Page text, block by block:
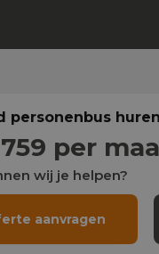
personenbus huren
per
wij je helpen?
aanvragen